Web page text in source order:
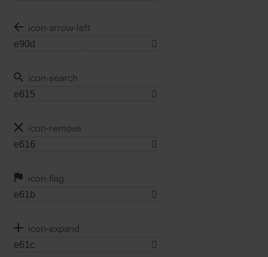
icon-arrow-left
icon-search
icon-remove
icon-flag
icon-expand